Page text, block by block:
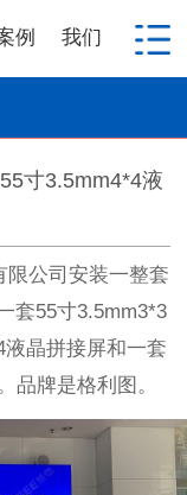
例 我们
寸3.5mm4*4液
限公司安装一整套
套55寸3.5mm3*3
液晶拼接屏和一套
品牌是格利图。